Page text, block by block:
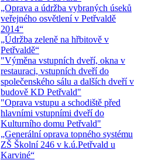
„Oprava a údržba vybraných úseků
veřejného osvětlení v Petřvaldě
2014“
„Údržba zeleně na hřbitově v
Petřvaldě“
"Výměna vstupních dveří, okna v
restauraci, vstupních dveří do
společenského sálu a dalších dveří v
budově KD Petřvald"
"Oprava vstupu a schodiště před
hlavními vstupními dveří do
Kulturního domu Petřvald"
„Generální oprava topného systému
ZŠ Školní 246 v k.ú.Petřvald u
Karviné“